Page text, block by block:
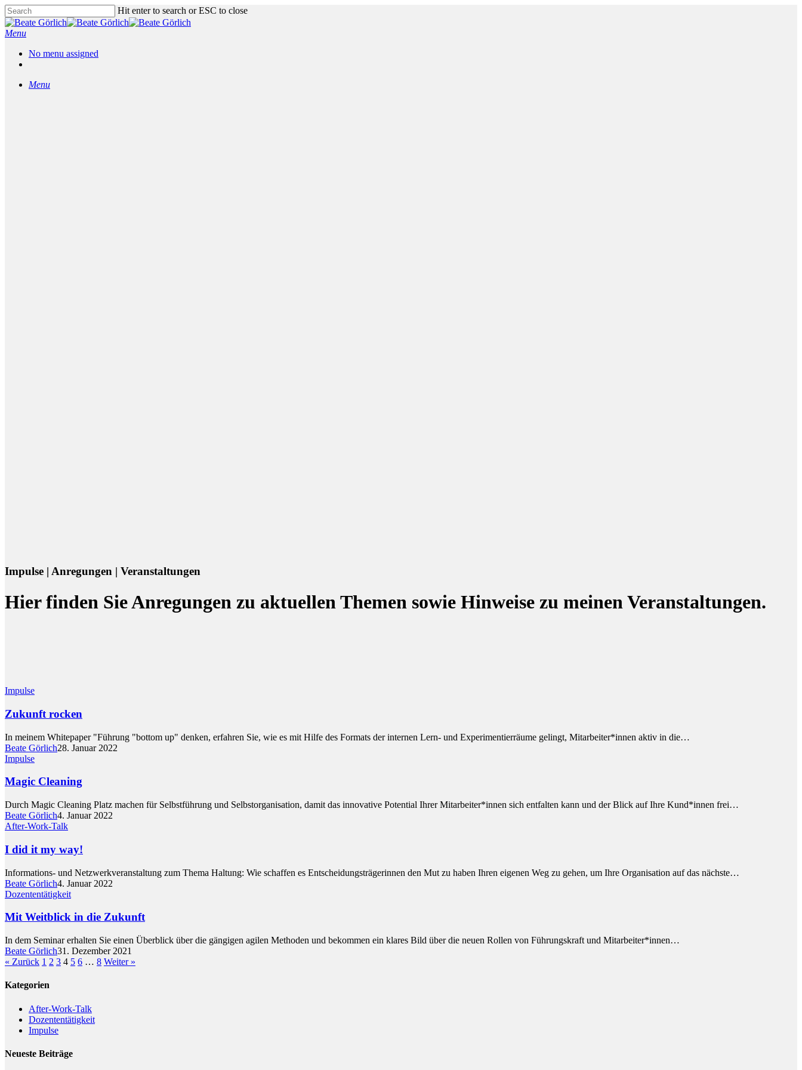
Skip
to
main
Hit enter to search or ESC to close
Close
Search
Menu
No menu assigned
Menu
Impulse | Anregungen | Veranstaltungen
Hier finden Sie Anregungen zu aktuellen Themen sowie Hinweise zu meinen Veranstaltungen.
Impulse
Zukunft rocken
In meinem Whitepaper "Führung "bottom up" denken, erfahren Sie, wie es mit Hilfe des Formats der internen Lern- und Experimentierräume gelingt, Mitarbeiter*innen aktiv in die…
Beate Görlich28. Januar 2022
Impulse
Magic Cleaning
Durch Magic Cleaning Platz machen für Selbstführung und Selbstorganisation, damit das innovative Potential Ihrer Mitarbeiter*innen sich entfalten kann und der Blick auf Ihre Kund*innen frei…
Beate Görlich4. Januar 2022
After-Work-Talk
I did it my way!
Informations- und Netzwerkveranstaltung zum Thema Haltung: Wie schaffen es Entscheidungsträgerinnen den Mut zu haben Ihren eigenen Weg zu gehen, um Ihre Organisation auf das nächste…
Beate Görlich4. Januar 2022
Dozententätigkeit
Mit Weitblick in die Zukunft
In dem Seminar erhalten Sie einen Überblick über die gängigen agilen Methoden und bekommen ein klares Bild über die neuen Rollen von Führungskraft und Mitarbeiter*innen…
Beate Görlich31. Dezember 2021
« Zurück 1 2 3 4 5 6 … 8 Weiter »
Kategorien
After-Work-Talk
Dozententätigkeit
Impulse
Neueste Beiträge